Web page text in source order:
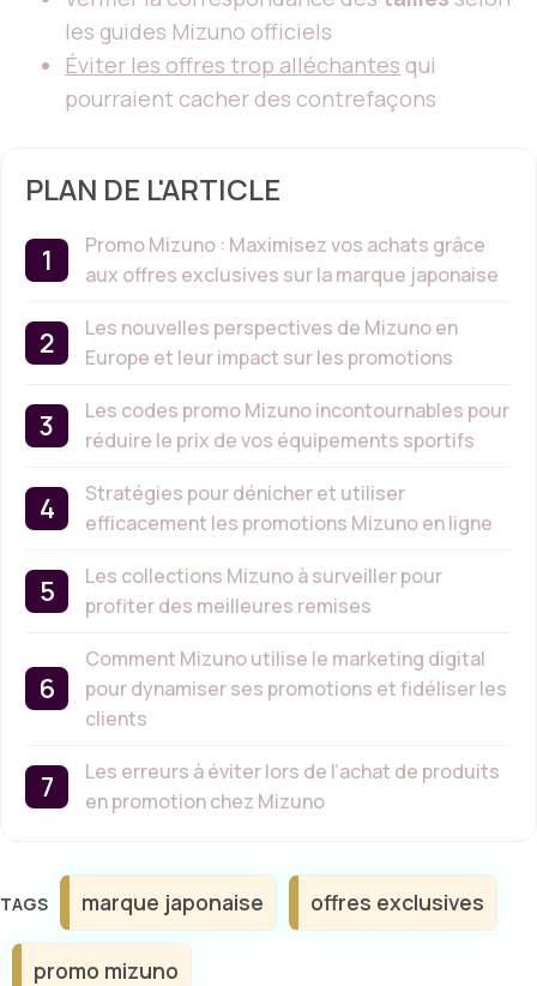
les guides Mizuno officiels
Éviter les offres trop alléchantes qui
pourraient cacher des contrefaçons
PLAN DE L'ARTICLE
Promo Mizuno : Maximisez vos achats grâce
aux offres exclusives sur la marque japonaise
Les nouvelles perspectives de Mizuno en
Europe et leur impact sur les promotions
Les codes promo Mizuno incontournables pour
réduire le prix de vos équipements sportifs
Stratégies pour dénicher et utiliser
efficacement les promotions Mizuno en ligne
Les collections Mizuno à surveiller pour
profiter des meilleures remises
Comment Mizuno utilise le marketing digital
pour dynamiser ses promotions et fidéliser les
clients
Les erreurs à éviter lors de l’achat de produits
en promotion chez Mizuno
Étiquettes
marque japonaise offres exclusives
promo mizuno